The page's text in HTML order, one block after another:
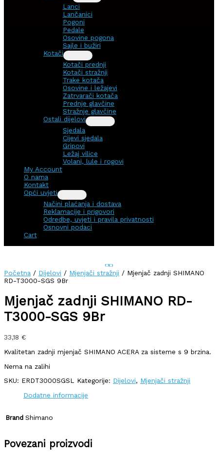
Lanci
Lančanici
Pogoni
Pedale
Osovine pogona
Sajle i bužiri
Kotači
Kotači prednji
Kotači stražnji
Trake kotača
Osovine i ležajevi
Zatrvarači kotača
Prednje glavčine
Stražnje glavčine
Ostali dijelovi
Sjedala
Cijevi sjedala
Gripovi
Ležaj vilice
Volani, lule i rogovi
My Account
O nama
Kontakt
Opći uvjeti
Načini plaćanja i dostava
Reklamacije i prigovori
Odredbe, uvjeti i pravila privatnosti
Osnovni podaci
Cart
Početna / Dijelovi / Mjenjači stražnji / Mjenjač zadnji SHIMANO
RD-T3000-SGS 9Br
Mjenjač zadnji SHIMANO RD-
T3000-SGS 9Br
33,18 €
Kvalitetan zadnji mjenjač SHIMANO ACERA za sisteme s 9 brzina.
Nema na zalihi
SKU: ERDT3000SGSL Kategorije: Dijelovi, Mjenjači stražnji
Dodatne informacije
Brand Shimano
Povezani proizvodi